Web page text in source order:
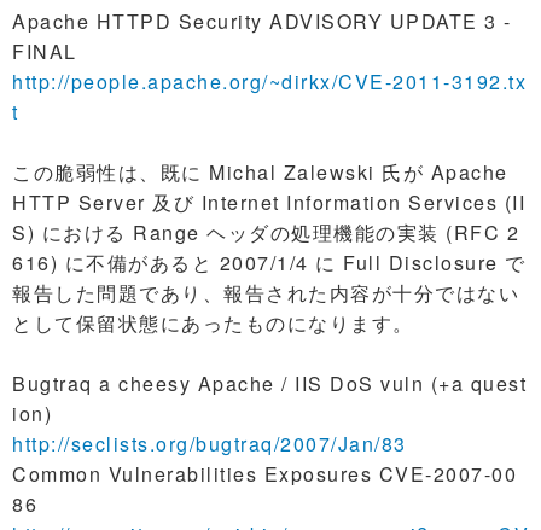
Apache HTTPD Security ADVISORY UPDATE 3 -
FINAL
http://people.apache.org/~dirkx/CVE-2011-3192.tx
t
この脆弱性は、既に Michal Zalewski 氏が Apache
HTTP Server 及び Internet Information Services (II
S) における Range ヘッダの処理機能の実装 (RFC 2
616) に不備があると 2007/1/4 に Full Disclosure で
報告した問題であり、報告された内容が十分ではない
として保留状態にあったものになります。
Bugtraq a cheesy Apache / IIS DoS vuln (+a quest
ion)
http://seclists.org/bugtraq/2007/Jan/83
Common Vulnerabilities Exposures CVE-2007-00
86